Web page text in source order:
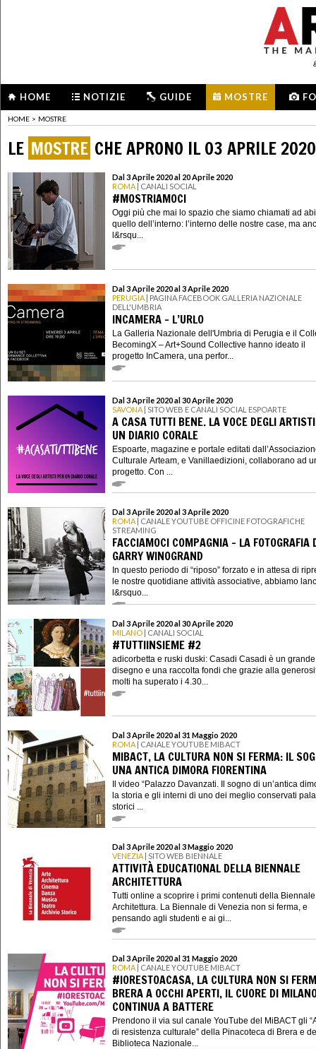
HOME NOTIZIE GUIDE MOSTRE
HOME > MOSTRE
LE MOSTRE CHE APRONO IL 03 APRILE 2020
Dal 3 Aprile 2020 al 20 Aprile 2020
ROMA | CANALI SOCIAL
#MOSTRIAMOCI
Oggi più che mai lo spazio che siamo chiamati ad
quello dell’interno: l’interno delle nostre case, ma
l&rsqu...
Dal 3 Aprile 2020 al 3 Aprile 2020
PERUGIA | PAGINA FACEBOOK GALLERIA NAZIONALE
DELL'UMBRIA
INCAMERA - L’URLO
La Galleria Nazionale dell'Umbria di Perugia e il
BecomingX – Art+Sound Collective hanno ideato il
progetto InCamera, una perfor...
Dal 3 Aprile 2020 al 30 Aprile 2020
SAVONA | SITO WEB E CANALI SOCIAL ESPOARTE
A CASA TUTTI BENE. LA VOCE DEGLI
UN DIARIO CORALE
Espoarte, magazine e portale editati
Culturale Arteam, e Vanillaedizioni, collaborano ad
progetto. Con ...
Dal 3 Aprile 2020 al 3 Aprile 2020
ROMA | CANALE YOUTUBE OFFICINE FOTOGRAFICHE
STREAMING
FACCIAMOCI COMPAGNIA - LA FOTOGRAFIA
GARRY WINOGRAND
In questo periodo di “riposo” forzato e in attesa di
le nostre quotidiane attività associative, abbiamo
l&rsquo...
Dal 3 Aprile 2020 al 30 Aprile 2020
MILANO | CANALI SOCIAL
#TUTTIINSIEME #2
adicorbetta e ruski duski: Casadi Casadi è un grande
disegno e una raccolta fondi che grazie alla
molti ha superato i 4.30...
Dal 3 Aprile 2020 al 31 Maggio 2020
ROMA | CANALE YOUTUBE MIBACT
MIBACT, LA CULTURA NON SI FERMA: IL
UNA ANTICA DIMORA FIORENTINA
Il video “Palazzo Davanzati. Il sogno di un’antica
la storia e gli interni di uno dei meglio conservati
storici ...
Dal 3 Aprile 2020 al 3 Maggio 2020
VENEZIA | SITO WEB BIENNALE
ATTIVITÀ EDUCATIONAL DELLA BIENNALE
ARCHITETTURA
Tutti online a scoprire i primi contenuti della Biennale
Architettura. La Biennale di Venezia non si ferma, e
pensando agli studenti e ai gi...
Dal 3 Aprile 2020 al 31 Maggio 2020
ROMA | CANALE YOUTUBE MIBACT
#IORESTOACASA, LA CULTURA NON SI
BRERA A OCCHI APERTI, IL CUORE DI
CONTINUA A BATTERE
Prendono il via sul canale YouTube del MiBACT gli
di resistenza culturale” della Pinacoteca di Brera e
Biblioteca Nazionale...